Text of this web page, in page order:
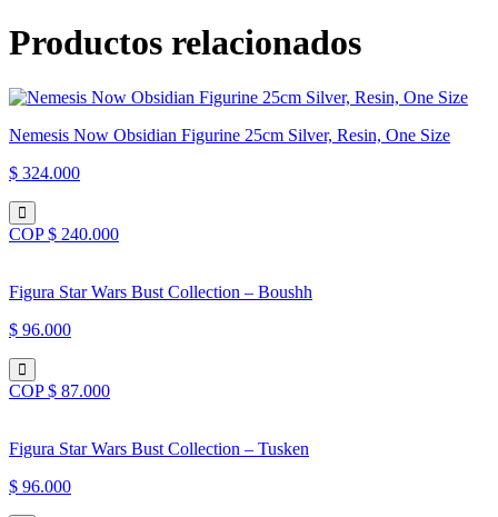
Lobezno
Wolverine
Productos relacionados
Nemesis Now Obsidian Figurine 25cm Silver, Resin, One Size
$ 324.000
COP $ 240.000
Figura Star Wars Bust Collection – Boushh
$ 96.000
COP $ 87.000
Figura Star Wars Bust Collection – Tusken
$ 96.000